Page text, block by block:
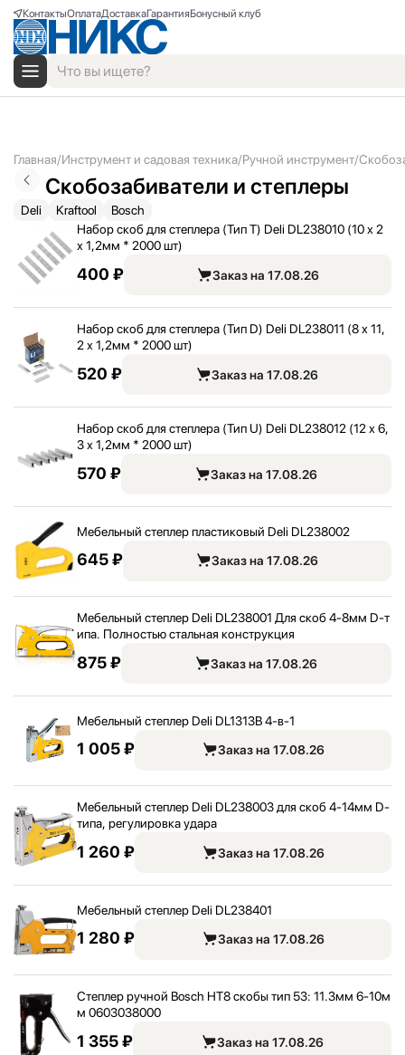
КонтактыОплатаДоставкаГарантияБонусный клуб
Главная Инструмент и садовая техника Ручной инструмент
Скобозабиватели и степлеры
Deli Kraftool
Bosch
Набор скоб для степлера (Тип T) Deli DL238010 (10 х 2
х 1,2мм * 2000 шт)
400 ₽ Заказ на 17.08.26
Набор скоб для степлера (Тип D) Deli DL238011 (8 х 11,
2 х 1,2мм * 2000 шт)
520 ₽ Заказ на 17.08.26
Набор скоб для степлера (Тип U) Deli DL238012 (12 х 6,
3 х 1,2мм * 2000 шт)
570 ₽ Заказ на 17.08.26
Мебельный степлер пластиковый Deli DL238002
645 ₽ Заказ на 17.08.26
Мебельный степлер Deli DL238001 Для скоб 4-8мм D-т
ипа. Полностью стальная конструкция
875 ₽ Заказ на 17.08.26
Мебельный степлер Deli DL1313B 4-в-1
1 005 ₽ Заказ на 17.08.26
Мебельный степлер Deli DL238003 для скоб 4-14мм D-
типа, регулировка удара
1 260 ₽ Заказ на 17.08.26
Мебельный степлер Deli DL238401
1 280 ₽ Заказ на 17.08.26
Степлер ручной Bosch HT8 скобы тип 53: 11.3мм 6-10м
м 0603038000
1 355 ₽ Заказ на 17.08.26